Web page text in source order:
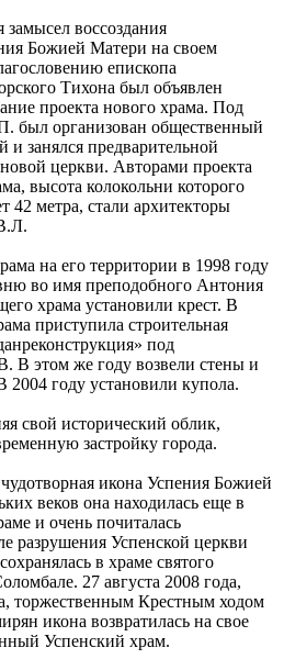
воссоздания
Божией Матери на своем
епископа
Тихона был объявлен
проекта нового храма. Под
был организован общественный
и занялся предварительной
церкви. Авторами проекта
высота колокольни которого
42 метра, стали архитекторы
на его территории в 1998 году
во имя преподобного Антония
храма установили крест. В
приступила строительная
под
В этом же году возвели стены и
2004 году установили купола.
свой исторический облик,
застройку города.
икона Успения Божией
веков она находилась еще в
и очень почиталась
разрушения Успенской церкви
в храме святого
27 августа 2008 года,
торжественным Крестным ходом
икона возвратилась на свое
Успенский храм.